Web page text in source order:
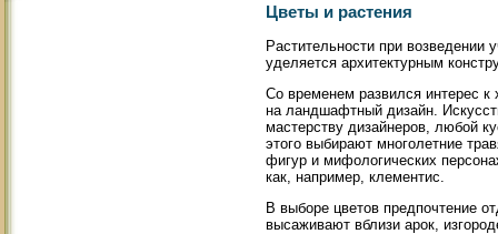
Цветы и растения
Растительности при возведении
уделяется архитектурным
Со временем развился интерес к
на ландшафтный дизайн.
мастерству дизайнеров, любой
этого выбирают многолетние
фигур и мифологических
как, например, клементис.
В выборе цветов предпочтение
высаживают вблизи арок,